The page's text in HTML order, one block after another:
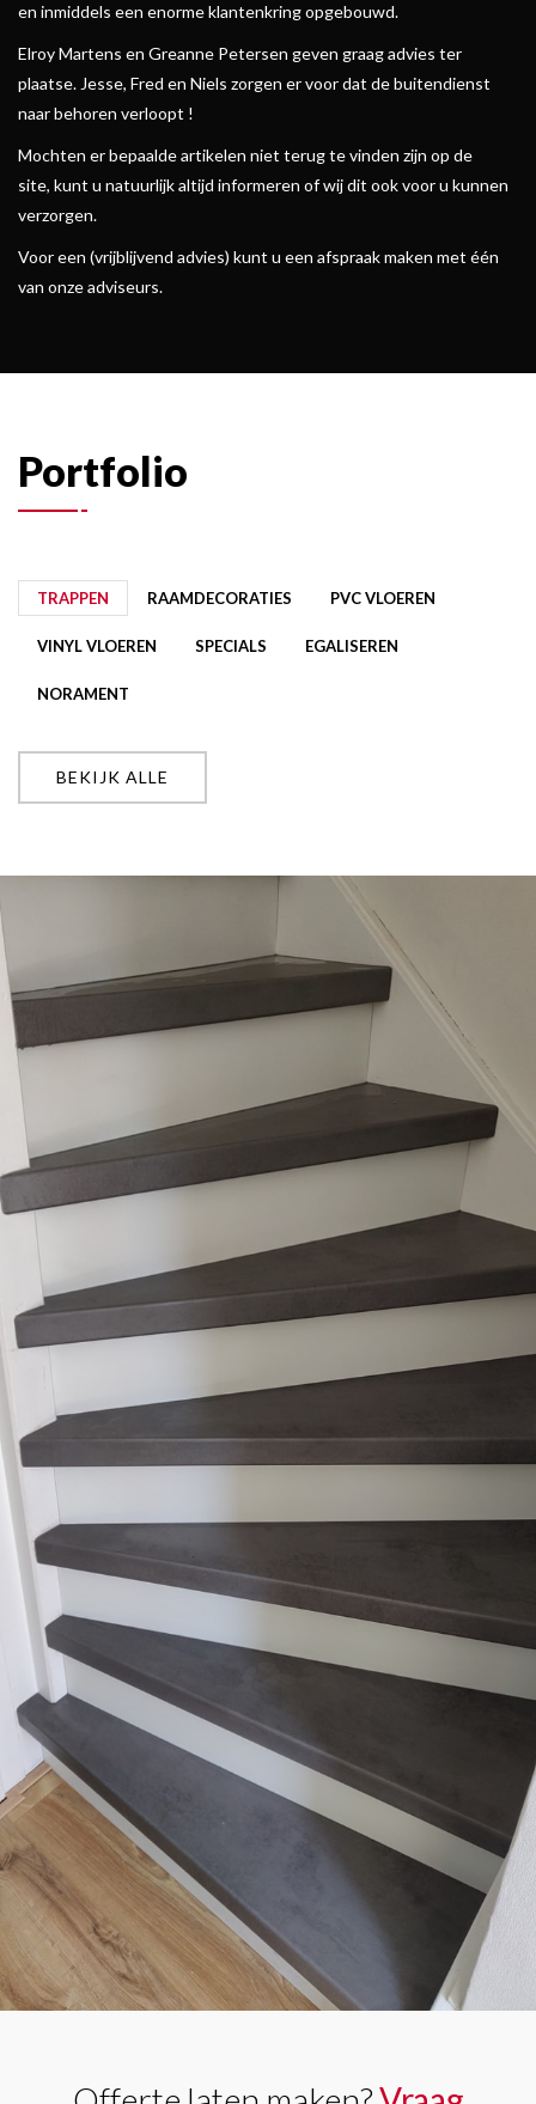
en inmiddels een enorme klantenkring opgebouwd.
Elroy Martens en Greanne Petersen geven graag advies ter
plaatse. Jesse, Fred en Niels zorgen er voor dat de buitendienst
naar behoren verloopt !
Mochten er bepaalde artikelen niet terug te vinden zijn op de
site, kunt u natuurlijk altijd informeren of wij dit ook voor u kunnen
verzorgen.
Voor een (vrijblijvend advies) kunt u een afspraak maken met één
van onze adviseurs.
Portfolio
TRAPPEN RAAMDECORATIES PVC VLOEREN
VINYL VLOEREN SPECIALS EGALISEREN
NORAMENT
BEKIJK ALLE